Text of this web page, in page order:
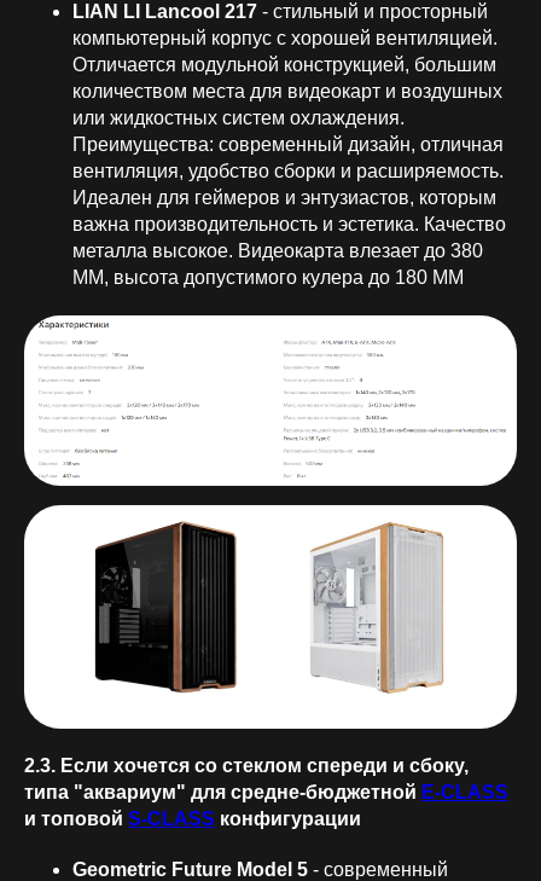
LIAN LI Lancool 217 - стильный и просторный
компьютерный корпус с хорошей вентиляцией.
Отличается модульной конструкцией, большим
количеством места для видеокарт и воздушных
или жидкостных систем охлаждения.
Преимущества: современный дизайн, отличная
вентиляция, удобство сборки и расширяемость.
Идеален для геймеров и энтузиастов, которым
важна производительность и эстетика. Качество
металла высокое. Видеокарта влезает до 380
ММ, высота допустимого кулера до 180 ММ
2.3. Если хочется со стеклом спереди и сбоку,
типа "аквариум" для средне-бюджетной E-CLASS
и топовой S-CLASS конфигурации
Geometric Future Model 5 - современный